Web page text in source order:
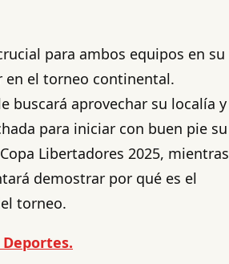
para ambos equipos en su
en el torneo continental.
buscará aprovechar su localía y
para iniciar con buen pie su
Libertadores 2025, mientras
demostrar por qué es el
torneo.
Deportes.